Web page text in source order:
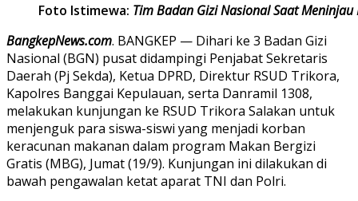
Foto Istimewa: Tim Badan Gizi Nasional Saat
BangkepNews.com. BANGKEP — Dihari ke 3 Badan Gizi
Nasional (BGN) pusat didampingi Penjabat Sekretaris
Daerah (Pj Sekda), Ketua DPRD, Direktur RSUD Trikora,
Kapolres Banggai Kepulauan, serta Danramil 1308,
melakukan kunjungan ke RSUD Trikora Salakan untuk
menjenguk para siswa-siswi yang menjadi korban
keracunan makanan dalam program Makan Bergizi
Gratis (MBG), Jumat (19/9). Kunjungan ini dilakukan di
bawah pengawalan ketat aparat TNI dan Polri.